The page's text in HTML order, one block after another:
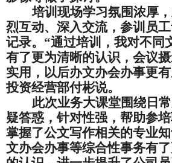
培训现场学习氛围浓厚，
烈互动、 深入交流， 参训员
记录。 “通过培训，我对不同
有了更为清晰的认识 ，会议
实用，以后办文办会办事更有
投资经营部付彬说。
此次业务大课堂围绕 日
疑答惑，针对性强，帮助参培
掌握了公文写作相关的专业
文办会办事等综合性事务有